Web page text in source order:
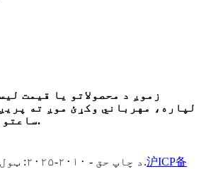
زموږ د محصولاتو یا قیمت
ساعتونو کې اړیکه ونیسو.
© د چاپ حق - ۲۰۱۰-۲۰۲۵: ټول حقونه خوندي دي.沪ICP备